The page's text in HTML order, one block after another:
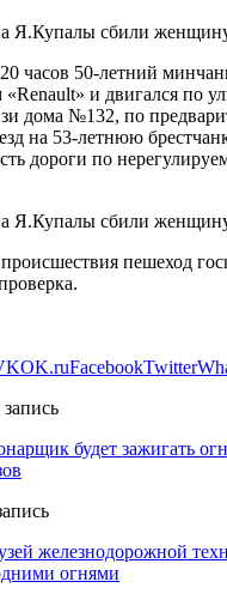
часов 50-летний
«Renault» и двигался по
дома №132, по
на 53-летнюю
дороги по
происшествия пешеход
OK.ruFacebookTwitter
будет зажигать
железнодорожной
огнями